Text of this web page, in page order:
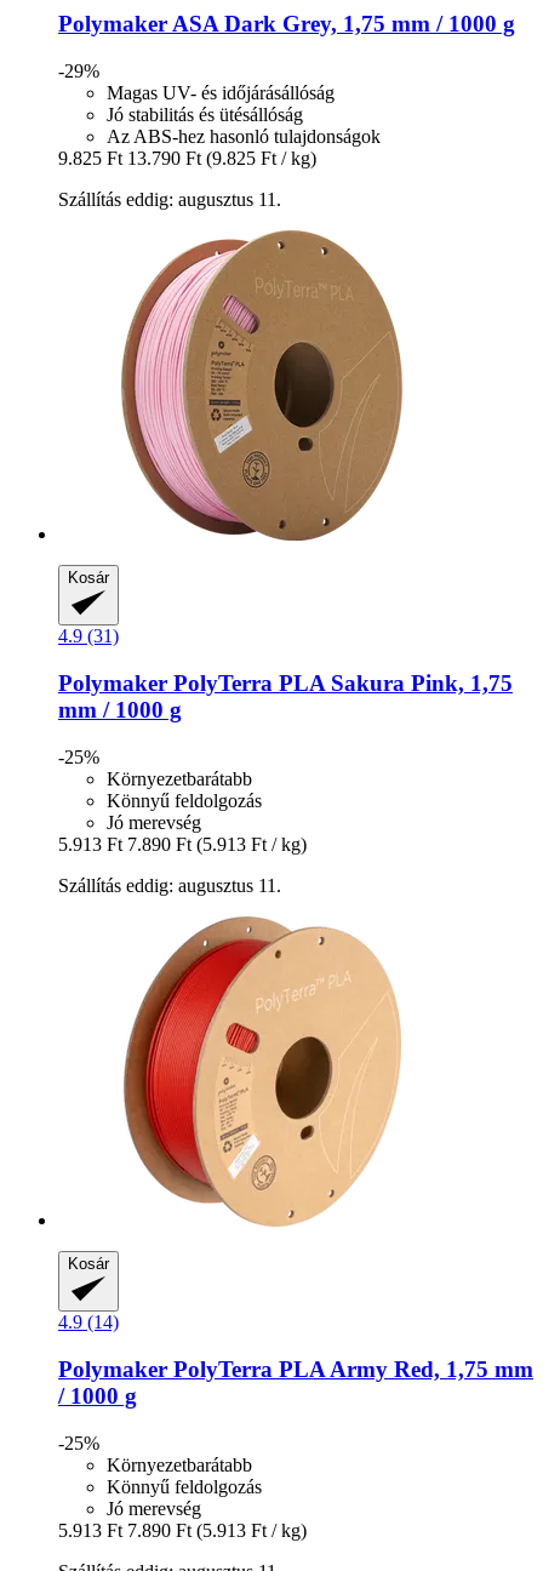
Polymaker ASA Dark Grey, 1,75 mm / 1000 g
-29%
Magas UV- és időjárásállóság
Jó stabilitás és ütésállóság
Az ABS-hez hasonló tulajdonságok
9.825 Ft 13.790 Ft (9.825 Ft / kg)
Szállítás eddig: augusztus 11.
Kosár
4.9 (31)
Polymaker PolyTerra PLA Sakura Pink, 1,75
mm / 1000 g
-25%
Környezetbarátabb
Könnyű feldolgozás
Jó merevség
5.913 Ft 7.890 Ft (5.913 Ft / kg)
Szállítás eddig: augusztus 11.
Kosár
4.9 (14)
Polymaker PolyTerra PLA Army Red, 1,75 mm
/ 1000 g
-25%
Környezetbarátabb
Könnyű feldolgozás
Jó merevség
5.913 Ft 7.890 Ft (5.913 Ft / kg)